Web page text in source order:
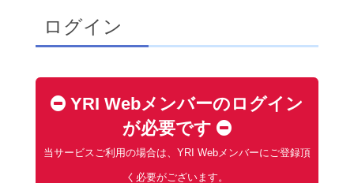
ログイン
YRI Webメンバーのログイン
が必要です
当サービスご利用の場合は、YRI Webメンバーにご登録頂
く必要がございます。